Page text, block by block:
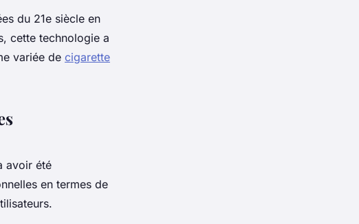
du 21e siècle en
cette technologie a
variée de cigarette
avoir été
en termes de